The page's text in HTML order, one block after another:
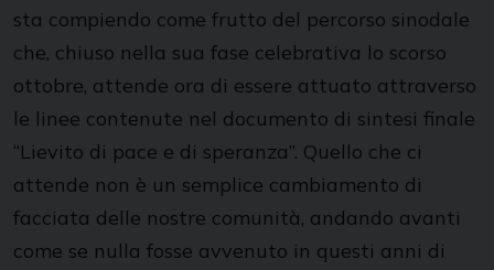
sta compiendo come frutto del percorso sinodale
che, chiuso nella sua fase celebrativa lo scorso
ottobre, attende ora di essere attuato attraverso
le linee contenute nel documento di sintesi finale
“Lievito di pace e di speranza”. Quello che ci
attende non è un semplice cambiamento di
facciata delle nostre comunità, andando avanti
come se nulla fosse avvenuto in questi anni di